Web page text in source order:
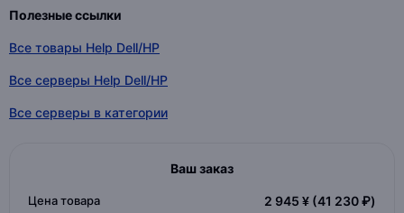
Полезные ссылки
Все товары Help Dell/HP
Все серверы Help Dell/HP
Все серверы в категории
Ваш заказ
Цена товара 2 945 ¥ (41 230 ₽)